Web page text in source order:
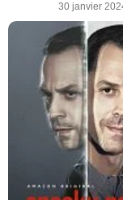
30 janvier